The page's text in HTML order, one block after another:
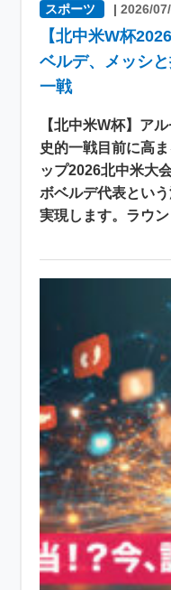
スポーツ |2026/
【北中米W杯
ベルデ、メッシ
一戦
【北中米W杯】ア
史的一戦目前に高
ップ2026北中米大
ボベルデ代表とい
実現します。ラウ